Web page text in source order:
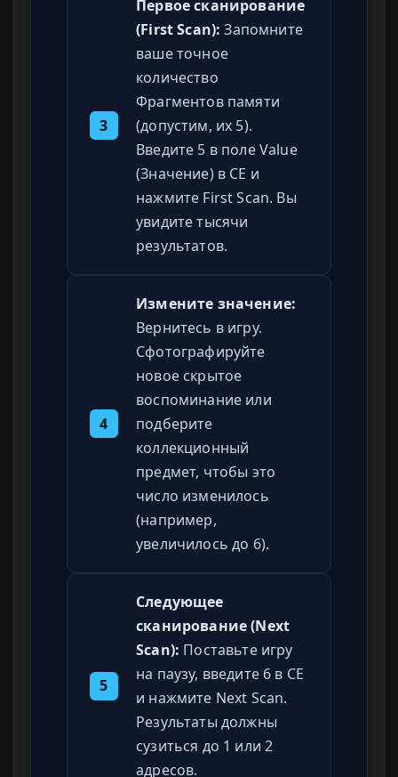
3
Первое сканирование
(First Scan): Запомните
ваше точное
количество
Фрагментов памяти
(допустим, их 5).
Введите 5 в поле Value
(Значение) в CE и
нажмите First Scan. Вы
увидите тысячи
результатов.
4
Измените значение:
Вернитесь в игру.
Сфотографируйте
новое скрытое
воспоминание или
подберите
коллекционный
предмет, чтобы это
число изменилось
(например,
увеличилось до 6).
5
Следующее
сканирование (Next
Scan): Поставьте игру
на паузу, введите 6 в CE
и нажмите Next Scan.
Результаты должны
сузиться до 1 или 2
адресов.